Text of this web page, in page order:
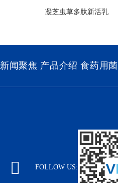
凝芝虫草多肽新活乳
新闻聚焦 产品介绍 食药用菌
FOLLOW US: